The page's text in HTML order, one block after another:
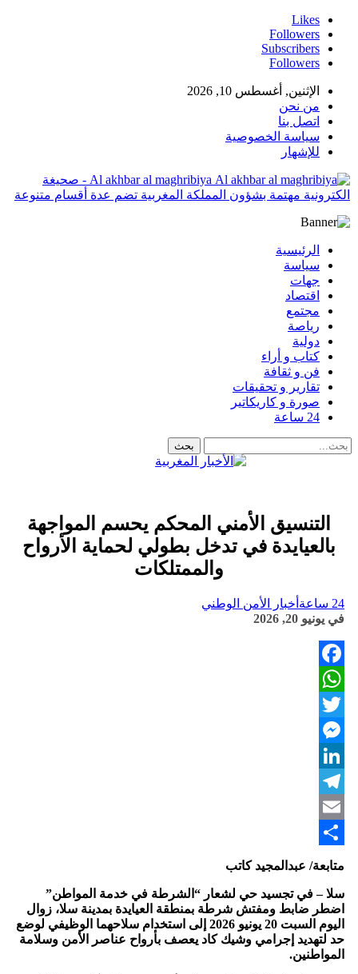
Likes
Followers
Subscribers
Followers
الإثنين, أغسطس 10, 2026
من نحن
اتصل بنا
سياسة الخصوصية
للإشهار
Al akhbar al maghribiya - صحيغة
الكترونية مهتمة بشؤون المملكة المغربية تضم عدة أقسام متنوعة
الرئيسية
سياسة
جهات
اقتصاد
مجتمع
رياصة
دولية
كتاب و أراء
فن و ثقافة
تقارير و تحقيقات
صورة و كاريكاتير
24 ساعة
التنسيق الأمني المحكم يحسم المواجهة
بالعيايدة في تدخل بطولي لحماية الأرواح
والممتلكات
24 ساعة
أخبار الأمن الوطني
في يونيو 20, 2026
Facebook
WhatsApp
Twitter
Messenger
LinkedIn
Telegram
Email
Share
متابعة/ عبدالمجيد كاتب
سلا – في تجسيد حي لشعار “الشرطة في خدمة المواطن”
اضطر ضابط ومفتش شرطة بمنطقة العيايدة بمدينة سلا، زوال
اليوم السبت 20 يونيو 2026 إلى استخدام سلاحهما الوظيفي لوضع
حد لتهديد إجرامي وشيك كاد يعصف بأرواح عناصر الأمن وسلامة
المواطنين.